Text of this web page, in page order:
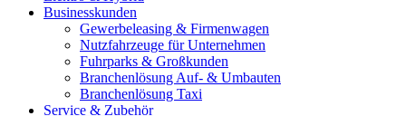
Businesskunden
Gewerbeleasing & Firmenwagen
Nutzfahrzeuge für Unternehmen
Fuhrparks & Großkunden
Branchenlösung Auf- & Umbauten
Branchenlösung Taxi
Service & Zubehör